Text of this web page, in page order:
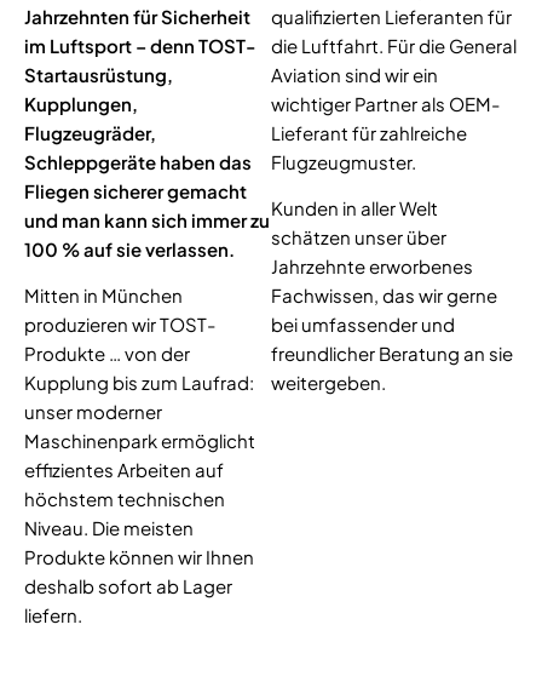
Jahrzehnten für Sicherheit
im Luftsport – denn TOST-
Startausrüstung,
Kupplungen,
Flugzeugräder,
Schleppgeräte haben das
Fliegen sicherer gemacht
und man kann sich immer zu
100 % auf sie verlassen.
Mitten in München
produzieren wir TOST-
Produkte … von der
Kupplung bis zum Laufrad:
unser moderner
Maschinenpark ermöglicht
effizientes Arbeiten auf
höchstem technischen
Niveau. Die meisten
Produkte können wir Ihnen
deshalb sofort ab Lager
liefern.
qualifizierten Lieferanten für
die Luftfahrt. Für die General
Aviation sind wir ein
wichtiger Partner als OEM-
Lieferant für zahlreiche
Flugzeugmuster.
Kunden in aller Welt
schätzen unser über
Jahrzehnte erworbenes
Fachwissen, das wir gerne
bei umfassender und
freundlicher Beratung an sie
weitergeben.